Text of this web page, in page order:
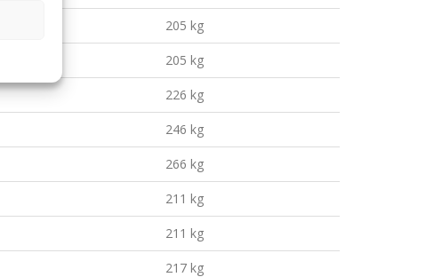
205 kg
205 kg
226 kg
246 kg
266 kg
211 kg
211 kg
217 kg